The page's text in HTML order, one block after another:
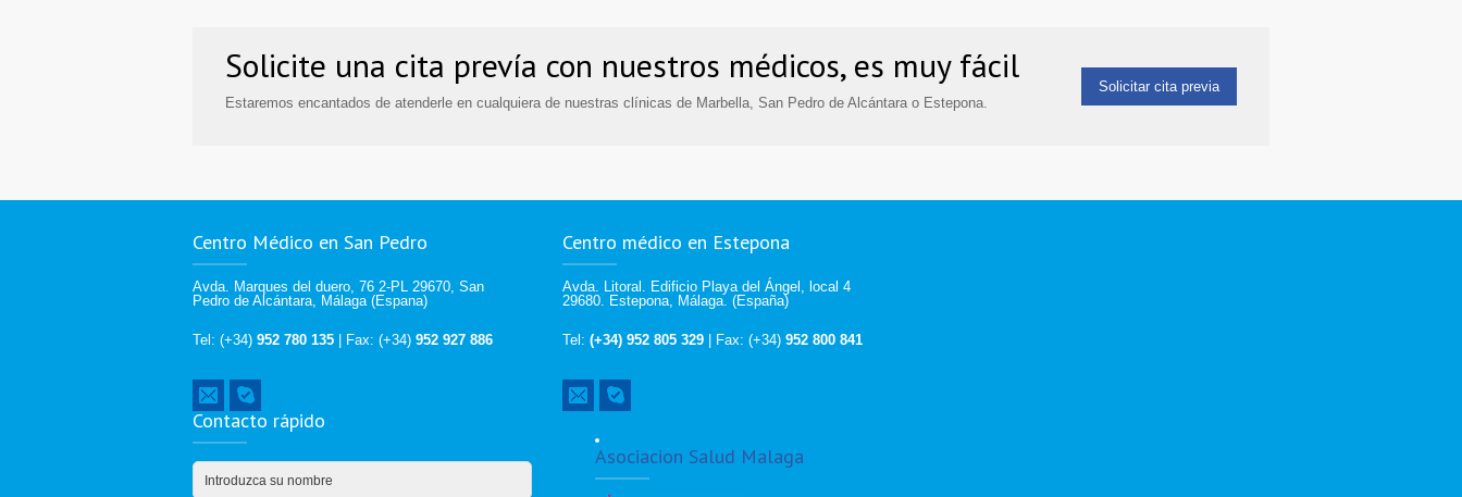
Solicite una cita prevía con nuestros médicos, es muy fácil
Estaremos encantados de atenderle en cualquiera de nuestras clínicas de Marbella, San Pedro de Alcántara o Estepona.
Solicitar cita previa
Centro Médico en San Pedro
Avda. Marques del duero, 76 2-PL 29670, San
Pedro de Alcántara, Málaga (Espana)
Tel: (+34) 952 780 135 | Fax: (+34) 952 927 886
Centro médico en Estepona
Avda. Litoral. Edificio Playa del Ángel, local 4
29680. Estepona, Málaga. (España)
Tel: (+34) 952 805 329 | Fax: (+34) 952 800 841
Contacto rápido
Asociacion Salud Malaga